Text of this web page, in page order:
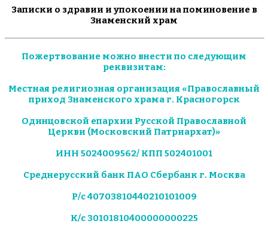
Записки о здравии и упокоении на поминовение в
Знаменский храм
Пожертвование можно внести по следующим
реквизитам:
Местная религиозная организация «Православный
приход Знаменского храма г. Красногорск
Одинцовской епархии Русской Православной
Церкви (Московский Патриархат)»
ИНН 5024009562/ КПП 502401001
Среднерусский банк ПАО Сбербанк г. Москва
Р/с 40703810440210101009
К/с 30101810400000000225